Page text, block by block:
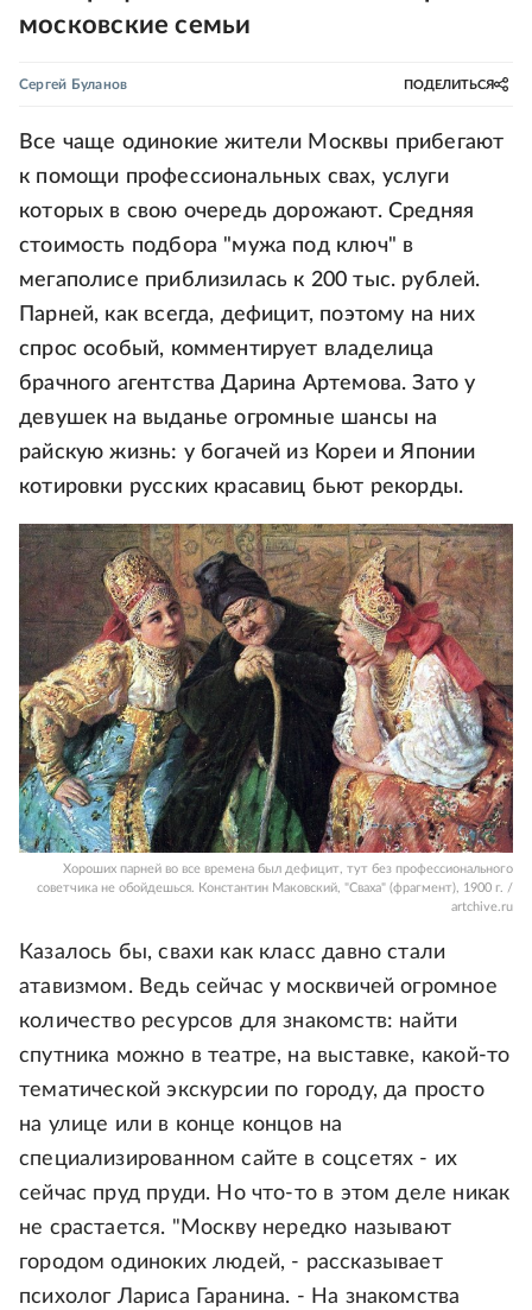
московские семьи
Сергей Буланов ПОДЕЛИТЬСЯ
Все чаще одинокие жители Москвы прибегают
к помощи профессиональных свах, услуги
которых в свою очередь дорожают. Средняя
стоимость подбора "мужа под ключ" в
мегаполисе приблизилась к 200 тыс. рублей.
Парней, как всегда, дефицит, поэтому на них
спрос особый, комментирует владелица
брачного агентства Дарина Артемова. Зато у
девушек на выданье огромные шансы на
райскую жизнь: у богачей из Кореи и Японии
котировки русских красавиц бьют рекорды.
Хороших парней во все времена был дефицит, тут без профессионального
советчика не обойдешься. Константин Маковский, "Сваха" (фрагмент), 1900 г. /
artchive.ru
Казалось бы, свахи как класс давно стали
атавизмом. Ведь сейчас у москвичей огромное
количество ресурсов для знакомств: найти
спутника можно в театре, на выставке, какой-то
тематической экскурсии по городу, да просто
на улице или в конце концов на
специализированном сайте в соцсетях - их
сейчас пруд пруди. Но что-то в этом деле никак
не срастается. "Москву нередко называют
городом одиноких людей, - рассказывает
психолог Лариса Гаранина. - На знакомства